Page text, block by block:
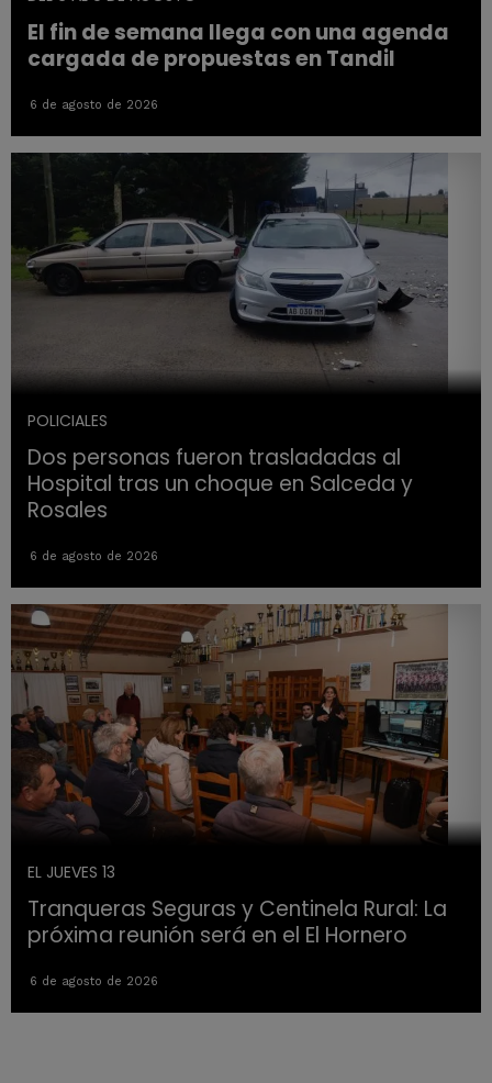
El fin de semana llega con una agenda
cargada de propuestas en Tandil
6 de agosto de 2026
POLICIALES
Dos personas fueron trasladadas al
Hospital tras un choque en Salceda y
Rosales
6 de agosto de 2026
EL JUEVES 13
Tranqueras Seguras y Centinela Rural: La
próxima reunión será en el El Hornero
6 de agosto de 2026